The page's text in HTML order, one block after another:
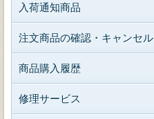
入荷通知商品
注文商品の確認・キャンセル
商品購入履歴
修理サービス